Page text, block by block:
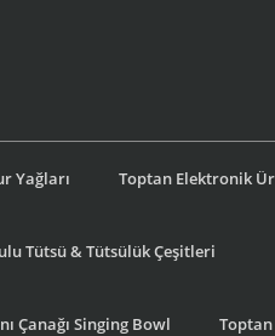
Yağları Toptan Elektronik
Tütsü & Tütsülük Çeşitleri
Çanağı Singing Bowl